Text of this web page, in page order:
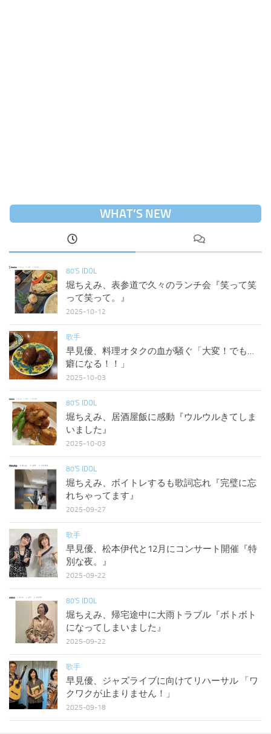
WHAT’S NEW
80'S IDOL
堀ちえみ、表参道で久々のランチ会『笑って笑
って笑って。』
2025-10-12
歌手
早見優、料理オタクの血が騒ぐ「大変！でも…
癖になる！！」
2025-10-03
80'S IDOL
堀ちえみ、居酒屋飯に感動『ウルウルきてしま
いました』
2025-10-03
80'S IDOL
堀ちえみ、ボイトレするも歌詞忘れ『完璧に忘
れちゃってます』
2025-09-27
歌手
早見優、松本伊代と12月にコンサート開催『特
別な夜。』
2025-09-22
80'S IDOL
堀ちえみ、帰宅途中に大雨トラブル『ボトボト
になってしまいました』
2025-09-22
歌手
早見優、ジャズライブに向けてリハーサル 「ワ
クワクが止まりません！」
2025-09-18